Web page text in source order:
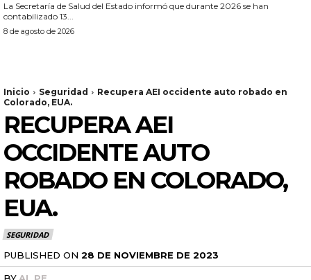
La Secretaría de Salud del Estado informó que durante 2026 se han
contabilizado 13...
8 de agosto de 2026